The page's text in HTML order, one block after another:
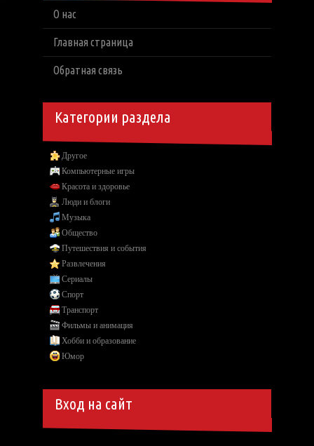
О нас
Главная страница
Обратная связь
Категории раздела
Другое
Компьютерные игры
Красота и здоровье
Люди и блоги
Музыка
Общество
Путешествия и события
Развлечения
Сериалы
Спорт
Транспорт
Фильмы и анимация
Хобби и образование
Юмор
Вход на сайт